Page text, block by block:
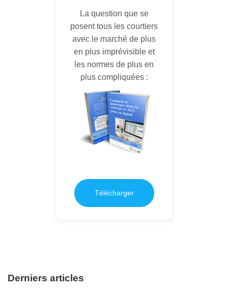
La question que se
posent tous les courtiers
avec le marché de plus
en plus imprévisible et
les normes de plus en
plus compliquées :
Télécharger
Derniers articles